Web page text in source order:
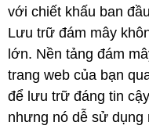
với chiết khấu ban đầu
Lưu trữ đám mây
lớn. Nền tảng đám
trang web của bạn
để lưu trữ đáng tin
nhưng nó dễ sử